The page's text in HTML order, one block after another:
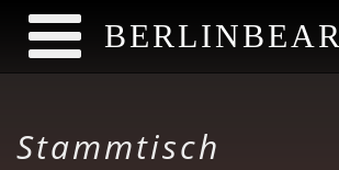
BERLINBEAR
Stammtisch